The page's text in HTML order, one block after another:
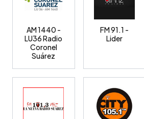
AM 1440 -
LU36 Radio
Coronel
Suárez
FM 91.1 -
Lider